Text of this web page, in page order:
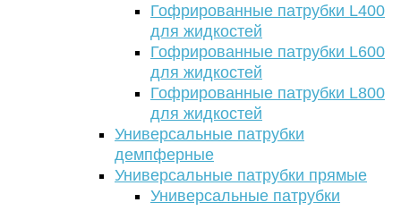
Гофрированные патрубки L400
для жидкостей
Гофрированные патрубки L600
для жидкостей
Гофрированные патрубки L800
для жидкостей
Универсальные патрубки
демпферные
Универсальные патрубки прямые
Универсальные патрубки